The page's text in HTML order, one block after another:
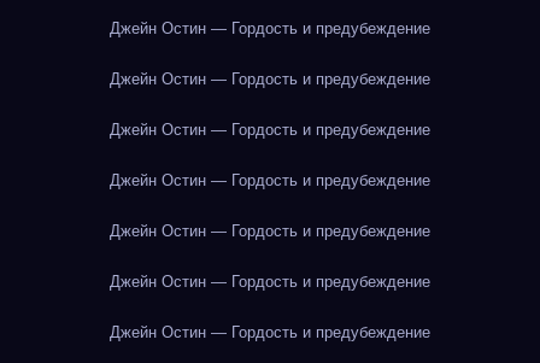
Джейн Остин — Гордость и предубеждение
Джейн Остин — Гордость и предубеждение
Джейн Остин — Гордость и предубеждение
Джейн Остин — Гордость и предубеждение
Джейн Остин — Гордость и предубеждение
Джейн Остин — Гордость и предубеждение
Джейн Остин — Гордость и предубеждение